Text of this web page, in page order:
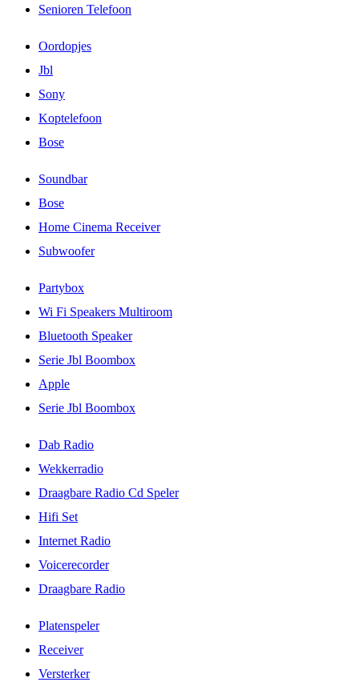
Senioren Telefoon
Oordopjes
Jbl
Sony
Koptelefoon
Bose
Soundbar
Bose
Home Cinema Receiver
Subwoofer
Partybox
Wi Fi Speakers Multiroom
Bluetooth Speaker
Serie Jbl Boombox
Apple
Serie Jbl Boombox
Dab Radio
Wekkerradio
Draagbare Radio Cd Speler
Hifi Set
Internet Radio
Voicerecorder
Draagbare Radio
Platenspeler
Receiver
Versterker